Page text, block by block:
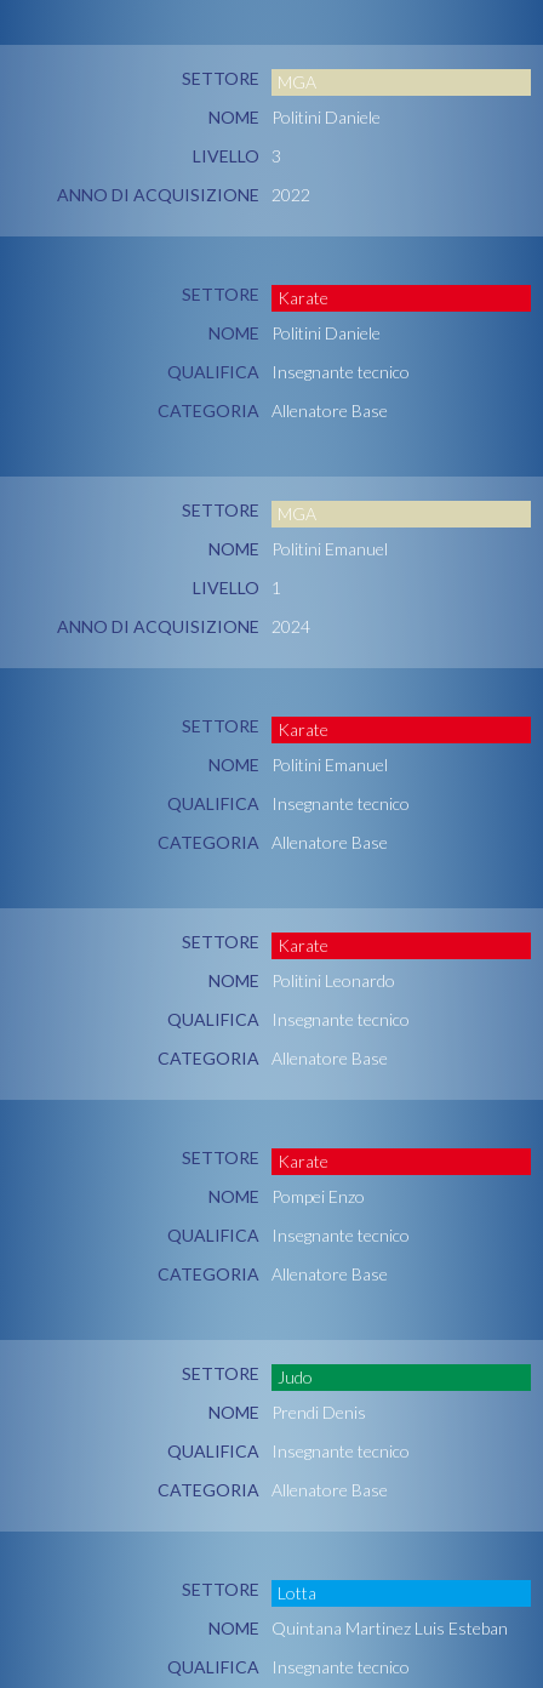
SETTORE
MGA
NOME
Politini Daniele
LIVELLO
3
ANNO DI ACQUISIZIONE
2022
SETTORE
Karate
NOME
Politini Daniele
QUALIFICA
Insegnante tecnico
CATEGORIA
Allenatore Base
SETTORE
MGA
NOME
Politini Emanuel
LIVELLO
1
ANNO DI ACQUISIZIONE
2024
SETTORE
Karate
NOME
Politini Emanuel
QUALIFICA
Insegnante tecnico
CATEGORIA
Allenatore Base
SETTORE
Karate
NOME
Politini Leonardo
QUALIFICA
Insegnante tecnico
CATEGORIA
Allenatore Base
SETTORE
Karate
NOME
Pompei Enzo
QUALIFICA
Insegnante tecnico
CATEGORIA
Allenatore Base
SETTORE
Judo
NOME
Prendi Denis
QUALIFICA
Insegnante tecnico
CATEGORIA
Allenatore Base
SETTORE
Lotta
NOME
Quintana Martinez Luis Esteban
QUALIFICA
Insegnante tecnico